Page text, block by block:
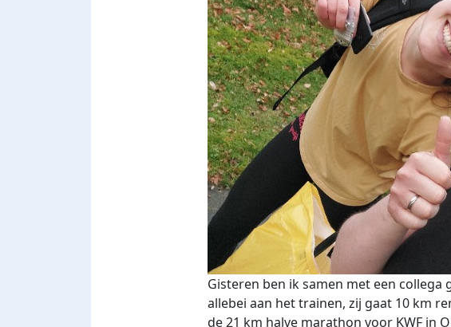
Gisteren ben ik samen met een collega
allebei aan het trainen, zij gaat 10 km
de 21 km halve marathon voor KWF in